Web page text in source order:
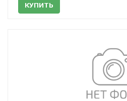
КУПИТЬ